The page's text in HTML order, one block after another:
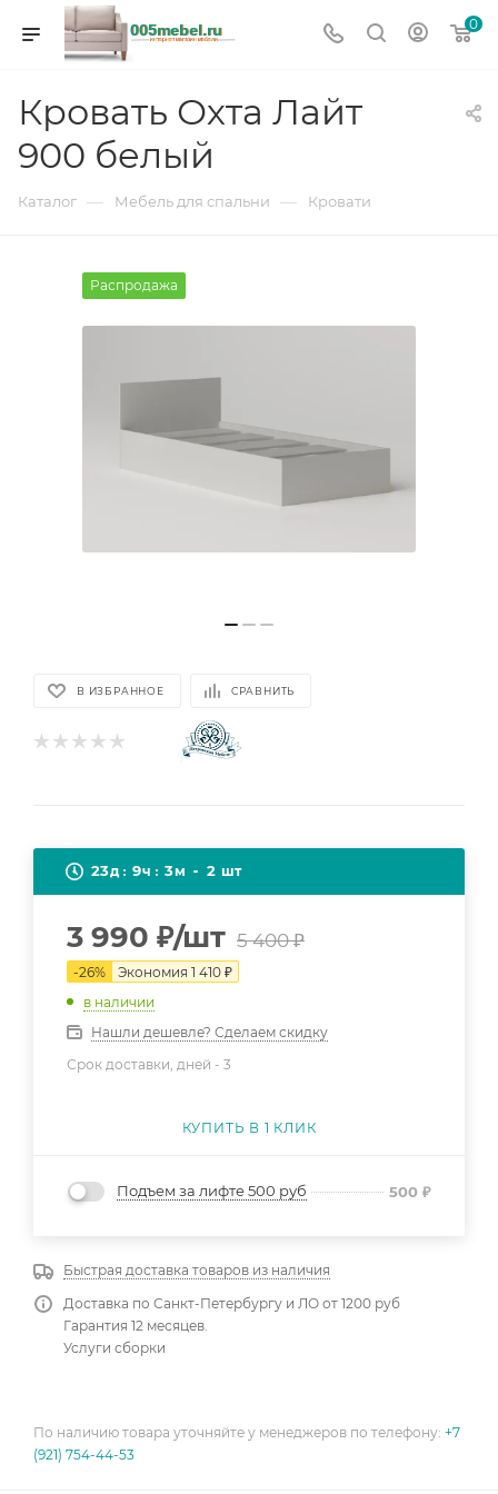
0
Кровать Охта Лайт
900 белый
Каталог — Мебель для спальни — Кровати
Распродажа
В ИЗБРАННОЕ СРАВНИТЬ
23д 9ч 3м 2 шт
3 990 ₽/шт 5 400₽
-26% Экономия 1 410 ₽
в наличии
Нашли дешевле? Сделаем скидку
Срок доставки, дней - 3
КУПИТЬ В 1 КЛИК
Подъем за лифте 500 руб 500 ₽
Быстрая доставка товаров из наличия
Доставка по Санкт-Петербургу и ЛО от 1200 руб
Гарантия 12 месяцев.
Услуги сборки
По наличию товара уточняйте у менеджеров по телефону: +7
(921) 754-44-53